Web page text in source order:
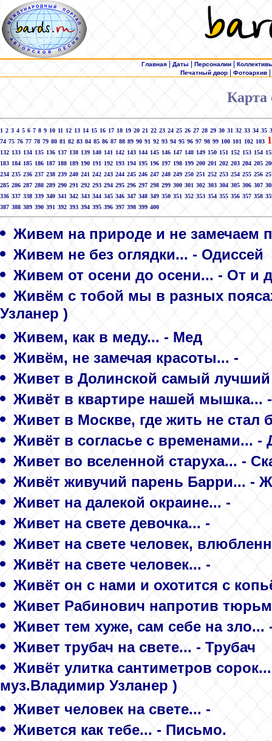
Главная| Даты Персоналии|
Печатный двор| Фотоархив
Карта
1 2 3 4 5 6 7 8 9 10 11 12 13 14 15 16 17 18 19 20 21 22 23 24 25 26 27 28 29 30 31 32 33 34 35
74 75 76 77 78 79 80 81 82 83 84 85 86 87 88 89 90 91 92 93 94 95 96 97 98 99 100 101 102 103
132 133 134 135 136 137 138 139 140 141 142 143 144 145 146 147 148 149 150 151 152 153 154
183 184 185 186 187 188 189 190 191 192 193 194 195 196 197 198 199 200 201 202 203 204 205
234 235 236 237 238 239 240 241 242 243 244 245 246 247 248 249 250 251 252 253 254 255 256
285 286 287 288 289 290 291 292 293 294 295 296 297 298 299 300 301 302 303 304 305 306 307
336 337 338 339 340 341 342 343 344 345 346 347 348 349 350 351 352 353 354 355 356 357 358
387 388 389 390 391 392 393 394 395 396 397 398 399 400
Живем на природе и не замечаем
Живем не без оглядки... - Одиссей
Живем от осени до осени... - От и
Живём с тобой мы в разных
Узланер )
Живем, как в меду... - Мед
Живём, не замечая красоты... -
Живет в Долинской самый
Живёт в квартире нашей мышка...
Живет в Москве, где жить не стал
Живёт в согласье с временами... -
Живет во вселенной старуха... -
Живёт живучий парень Барри... -
Живет на далекой окраине... -
Живет на свете девочка... -
Живет на свете человек,
Живёт на свете человек... -
Живёт он с нами и охотится с
Живет Рабинович напротив
Живет тем хуже, сам себе на зло...
Живет трубач на свете... - Трубач
Живёт улитка сантиметров
муз.Владимир Узланер )
Живет человек на свете... -
Живется как тебе... - Письмо.